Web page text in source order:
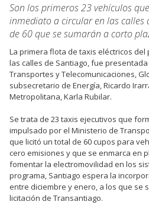
Son los primeros 23 vehículos
inmediato a circular en las calles
de 60 que se sumarán a corto
La primera flota de taxis eléctricos
las calles de Santiago, fue
Transportes y Telecomunicaciones,
subsecretario de Energía, Ricardo
Metropolitana, Karla Rubilar.
Se trata de 23 taxis ejecutivos que
impulsado por el Ministerio de
que licitó un total de 60 cupos para
cero emisiones y que se enmarca en
fomentar la electromovilidad en los
programa, Santiago espera la
entre diciembre y enero, a los que se
licitación de Transantiago.